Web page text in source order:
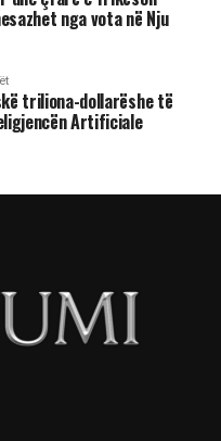
nga vota në Nju
triliona-dollarëshe të
Artificiale